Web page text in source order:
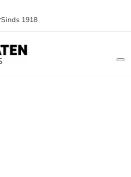
Sinds 1918